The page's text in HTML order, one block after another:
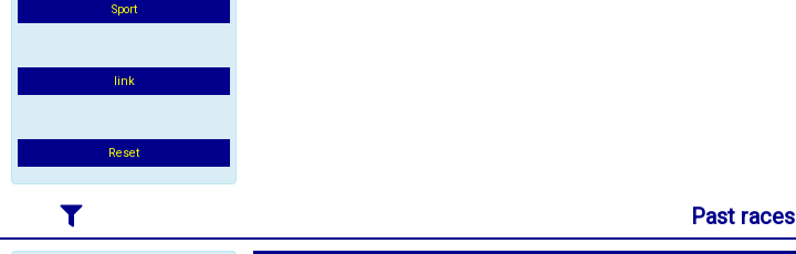
Sport
link
Reset
Past races